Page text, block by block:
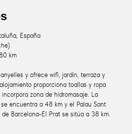
España
km
y ofrece wifi, jardín, terraza y
proporciona toallas y ropa
zona de hidromasaje. La
encuentra a 48 km y el Palau Sant
Barcelona-El Prat se sitúa a 38 km.